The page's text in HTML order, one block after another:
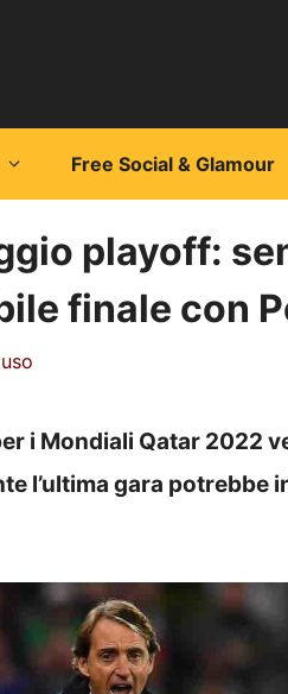
Free Social & Glamour
playoff:
finale con
i Mondiali Qatar 2022
l’ultima gara potrebbe